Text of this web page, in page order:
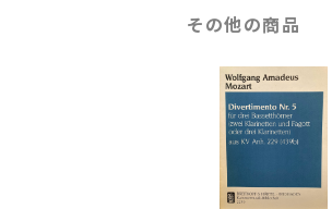
古楽以外
その他の商品